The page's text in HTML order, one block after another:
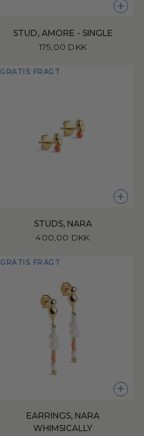
+
STUD, AMORE - SINGLE
175,00 DKK
GRATIS FRAGT
+
STUDS, NARA
400,00 DKK
GRATIS FRAGT
+
EARRINGS, NARA
WHIMSICALLY